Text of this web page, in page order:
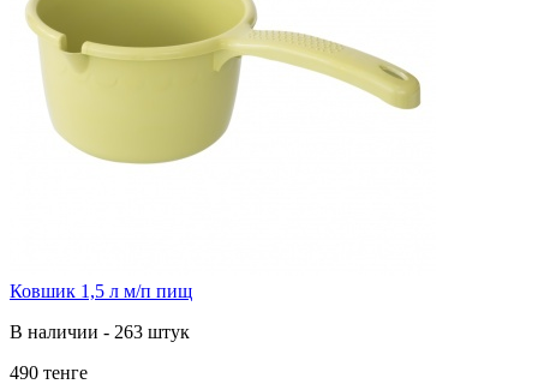
Ковшик 1,5 л м/п пищ
В наличии - 263 штук
490 тенге